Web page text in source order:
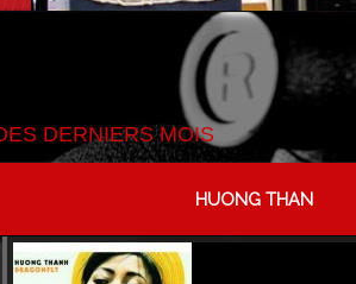
DERNIERS MOIS
HUONG THAN